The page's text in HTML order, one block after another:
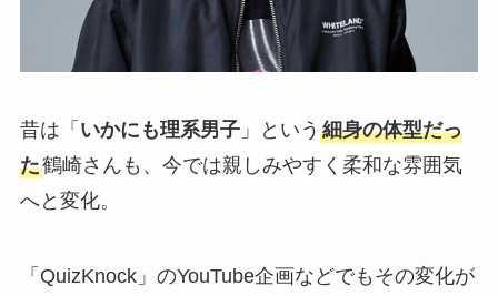
昔は「 いかにも理系男子」という 細身の体型だっ
た鶴崎さんも、今では親しみやすく柔和な雰囲気
へと変化。
「QuizKnock」のYouTube企画などでもその変化が